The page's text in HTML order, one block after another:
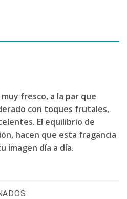
fresco, a la par que
con toques frutales,
El equilibrio de
hacen que esta fragancia
imagen día a día.